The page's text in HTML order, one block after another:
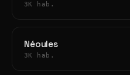
3K hab.
Néoules
3K hab.